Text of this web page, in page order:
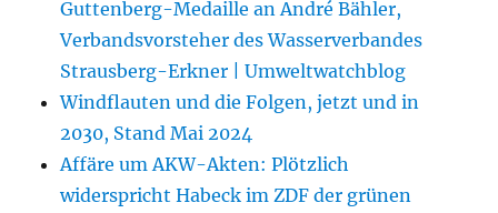
Guttenberg-Medaille an André Bähler,
Verbandsvorsteher des Wasserverbandes
Strausberg-Erkner | Umweltwatchblog
Windflauten und die Folgen, jetzt und in
2030, Stand Mai 2024
Affäre um AKW-Akten: Plötzlich
widerspricht Habeck im ZDF der grünen